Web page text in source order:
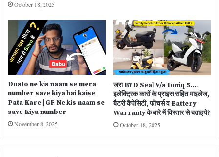
October 18, 2025
Dosto ne kis naam se mera
number save kiya hai kaise
Pata Kare | GF Ne kis naam se
save Kiya number
November 8, 2025
जरा BYD Seal V/s Ioniq 5….
इलेक्ट्रिक कारों के प्राइस सहित माइलेज,
बैटरी कैपेसिटी, फीचर्स व Battery
Warranty के बारे में विस्तार से बताइये?
October 18, 2025